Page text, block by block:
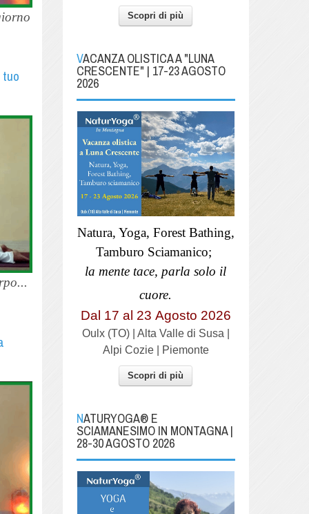
Scopri di più
VACANZA OLISTICA A "LUNA
CRESCENTE" | 17-23 AGOSTO
2026
Natura, Yoga, Forest Bathing,
Tamburo Sciamanico;
la mente tace, parla solo il
cuore.
Dal 17 al 23 Agosto 2026
Oulx (TO) | Alta Valle di Susa |
Alpi Cozie | Piemonte
Scopri di più
NATURYOGA® E
SCIAMANESIMO IN MONTAGNA |
28-30 AGOSTO 2026